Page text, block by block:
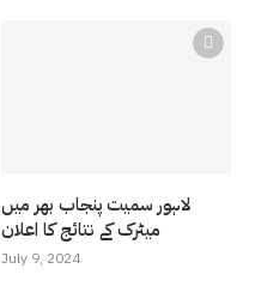
لاہور سمیت پنجاب بھر میں
میٹرک کے نتائج کا اعلان
July 9, 2024